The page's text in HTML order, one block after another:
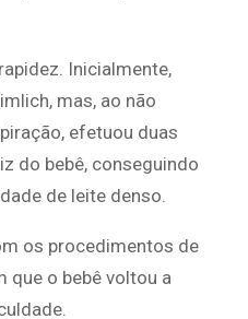
Inicialmente,
mas, ao não
efetuou duas
do bebê, conseguindo
de leite denso.
os procedimentos de
que o bebê voltou a